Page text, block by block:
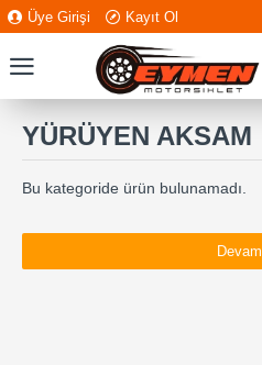
Üye Girişi Kayıt Ol
YÜRÜYEN AKSAM
Bu kategoride ürün bulunamadı.
Devam